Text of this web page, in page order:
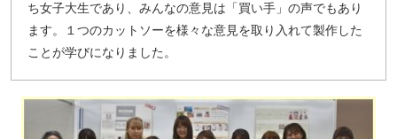
ち女子大生であり、みんなの意見は「買い手」の声でもあり
ます。１つのカットソーを様々な意見を取り入れて製作した
ことが学びになりました。